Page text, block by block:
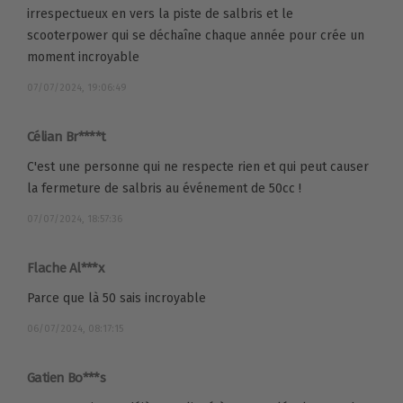
irrespectueux en vers la piste de salbris et le
scooterpower qui se déchaîne chaque année pour crée un
moment incroyable
07/07/2024, 19:06:49
Célian Br****t
C'est une personne qui ne respecte rien et qui peut causer
la fermeture de salbris au événement de 50cc !
07/07/2024, 18:57:36
Flache Al***x
Parce que là 50 sais incroyable
06/07/2024, 08:17:15
Gatien Bo***s